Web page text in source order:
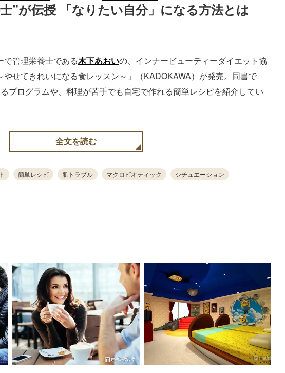
”が伝授 「なりたい自分」になる方法とは
管理栄養士である木下あおいの、インナービューティーダイエット協
せてきれいになる食レッスン～」（KADOKAWA）が発売。同書で
プログラムや、料理が苦手でも自宅で作れる簡単レシピを紹介してい
全文を読む
簡単レシピ 肌トラブル マクロビオティック
シチュエーション